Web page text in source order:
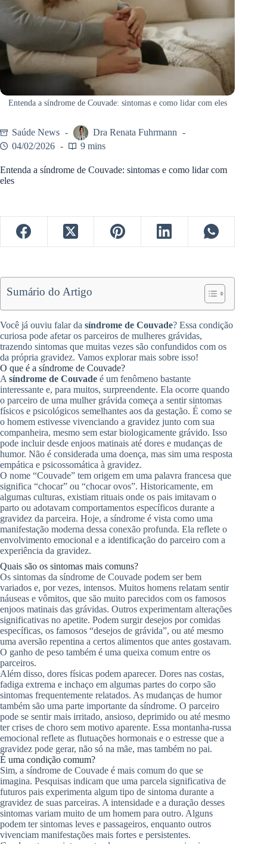
Entenda a síndrome de Couvade: sintomas e como lidar com eles
Saúde News
Dra Renata Fuhrmann
04/02/2026
9 mins
Entenda a síndrome de Couvade: sintomas e como lidar com
eles
Sumário do Artigo
Você já ouviu falar da síndrome de Couvade? Essa condição
curiosa pode afetar os parceiros de mulheres grávidas,
trazendo sintomas que muitas vezes são confundidos com os
da própria gravidez. Vamos explorar mais sobre isso!
O que é a síndrome de Couvade?
A síndrome de Couvade é um fenômeno bastante
interessante e, para muitos, surpreendente. Ela ocorre quando
o parceiro de uma mulher grávida começa a sentir sintomas
físicos e psicológicos semelhantes aos da gestação. É como se
o homem estivesse vivenciando a gravidez junto com sua
companheira, mesmo sem estar biologicamente grávido. Isso
pode incluir desde enjoos matinais até dores e mudanças de
humor. Não é considerada uma doença, mas sim uma resposta
empática e psicossomática à gravidez.
O nome “Couvade” tem origem em uma palavra francesa que
significa “chocar” ou “chocar ovos”. Historicamente, em
algumas culturas, existiam rituais onde os pais imitavam o
parto ou adotavam comportamentos específicos durante a
gravidez da parceira. Hoje, a síndrome é vista como uma
manifestação moderna dessa conexão profunda. Ela reflete o
envolvimento emocional e a identificação do parceiro com a
experiência da gravidez.
Quais são os sintomas mais comuns?
Os sintomas da síndrome de Couvade podem ser bem
variados e, por vezes, intensos. Muitos homens relatam sentir
náuseas e vômitos, que são muito parecidos com os famosos
enjoos matinais das grávidas. Outros experimentam alterações
significativas no apetite. Podem surgir desejos por comidas
específicas, os famosos “desejos de grávida”, ou até mesmo
uma aversão repentina a certos alimentos que antes gostavam.
O ganho de peso também é uma queixa comum entre os
parceiros.
Além disso, dores físicas podem aparecer. Dores nas costas,
fadiga extrema e inchaço em algumas partes do corpo são
sintomas frequentemente relatados. As mudanças de humor
também são uma parte importante da síndrome. O parceiro
pode se sentir mais irritado, ansioso, deprimido ou até mesmo
ter crises de choro sem motivo aparente. Essa montanha-russa
emocional reflete as flutuações hormonais e o estresse que a
gravidez pode gerar, não só na mãe, mas também no pai.
É uma condição comum?
Sim, a síndrome de Couvade é mais comum do que se
imagina. Pesquisas indicam que uma parcela significativa de
futuros pais experimenta algum tipo de sintoma durante a
gravidez de suas parceiras. A intensidade e a duração desses
sintomas variam muito de um homem para outro. Alguns
podem ter sintomas leves e passageiros, enquanto outros
vivenciam manifestações mais fortes e persistentes.